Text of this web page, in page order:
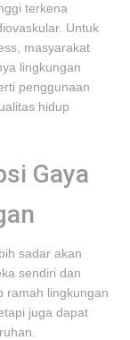
terkena
Untuk
masyarakat
lingkungan
penggunaan
hidup
Gaya
sadar akan
sendiri dan
ramah lingkungan
juga dapat